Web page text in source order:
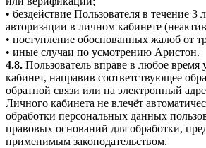
• бездействие Пользователя в течение 3
авторизации в личном кабинете
• поступление обоснованных жалоб от
• иные случаи по усмотрению Аристон.
4.8. Пользователь вправе в любое время
кабинет, направив соответствующее
обратной связи или на электронный
Личного кабинета не влечёт
обработки персональных данных
правовых оснований для обработки,
применимым законодательством.